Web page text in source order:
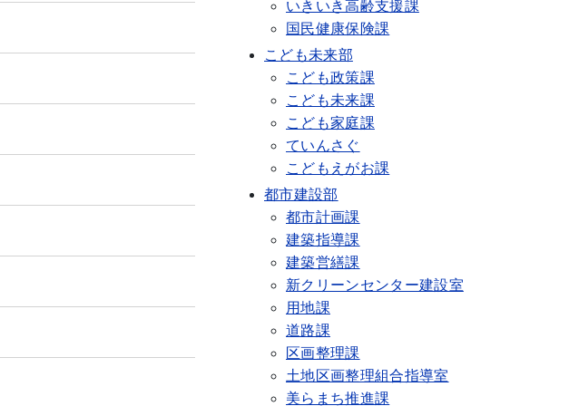
いきいき高齢支援課
国民健康保険課
こども未来部
こども政策課
こども未来課
こども家庭課
ていんさぐ
こどもえがお課
都市建設部
都市計画課
建築指導課
建築営繕課
新クリーンセンター建設室
用地課
道路課
区画整理課
土地区画整理組合指導室
美らまち推進課